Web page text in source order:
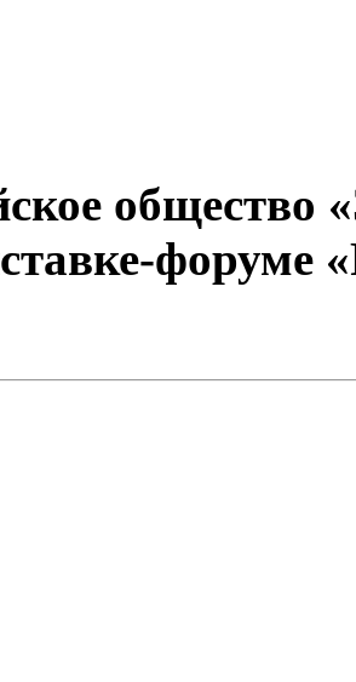
общество
форуме